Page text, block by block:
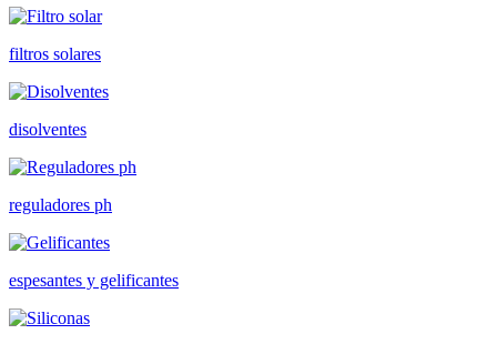
filtros solares
disolventes
reguladores ph
espesantes y gelificantes